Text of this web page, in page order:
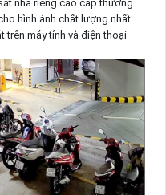
nhà riêng cao cấp thương
hình ảnh chất lượng nhất
trên máy tính và điện thoại